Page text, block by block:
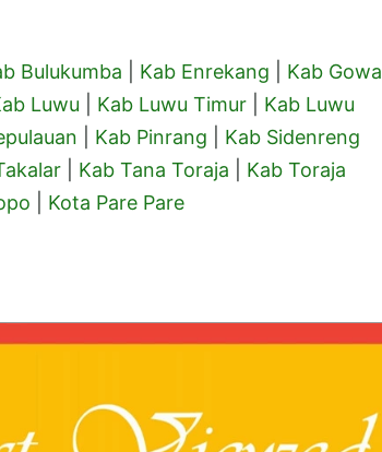
Bulukumba Kab Enrekang Kab Gowa
Luwu Kab Luwu Timur
Kab Luwu
Kab Pinrang
Kab Sidenreng
Kab Tana Toraja
Kab Toraja
Kota Pare Pare